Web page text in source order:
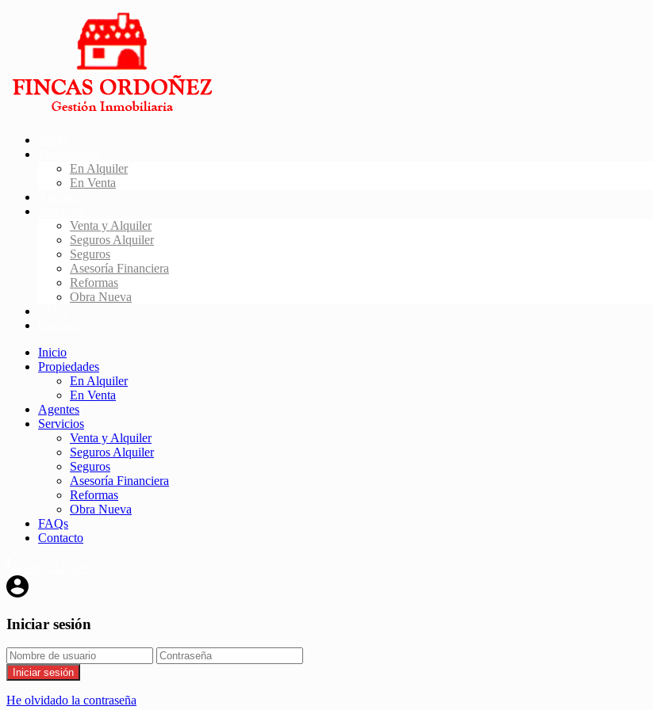
En Alquiler
En Venta
Venta y Alquiler
Seguros Alquiler
Seguros
Asesoría Financiera
Reformas
Obra Nueva
Inicio
Propiedades
En Alquiler
En Venta
Agentes
Servicios
Venta y Alquiler
Seguros Alquiler
Seguros
Asesoría Financiera
Reformas
Obra Nueva
FAQs
Contacto
Iniciar sesión
Iniciar sesión
He olvidado la contraseña